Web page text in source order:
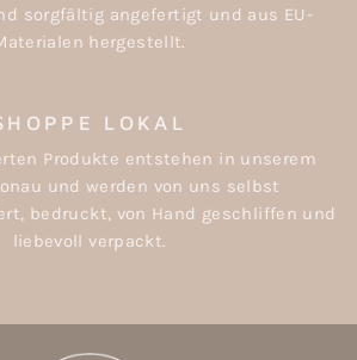
sorgfältig angefertigt und aus EU-
hergestellt.
LOKAL
Produkte entstehen in unserem
und werden von uns selbst
bedruckt, von Hand geschliffen und
liebevoll verpackt.